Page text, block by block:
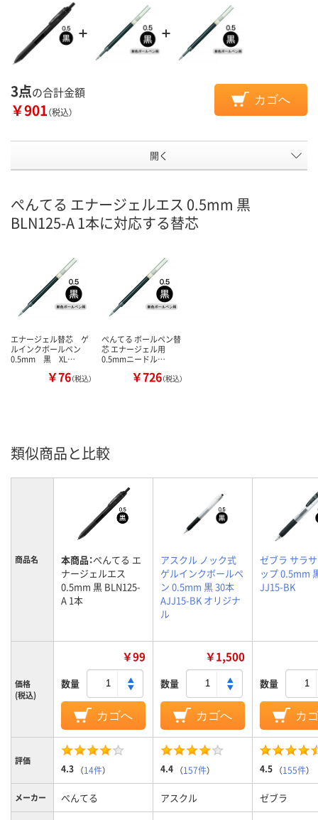
3点の合計金額
￥901（税込）
カゴへ
開く
ぺんてる エナージェルエス 0.5mm 黒
BLN125-A 1本に対応する替芯
エナージェル替芯 ゲ
ルインクボールペン
0.5mm 黒 XL…
￥76（税込）
ぺんてる ボールペン替
芯 エナージェル用
0.5mmニードル…
￥726（税込）
類似商品と比較
商品名 本商品：ぺんてる エ
ナージェルエス
0.5mm 黒 BLN125-
A 1本
アスクル ノック式
ゲルインクボールペ
ン 0.5mm 黒 30本
AJJ15-BK オリジナ
ル
ゼブラ サラ
ップ 0.5mm
JJ15-BK
価格
(税込)
￥99
数量
カゴへ
￥1,500
数量
カゴへ
数量
カ
評価
4.3 （14件） 4.4 （157件） 4.5 （155件）
メーカー ぺんてる アスクル ゼブラ